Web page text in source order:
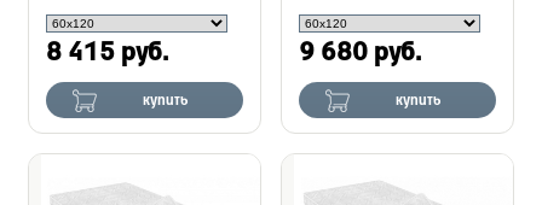
8 415 руб.
купить
9 680 руб.
купить